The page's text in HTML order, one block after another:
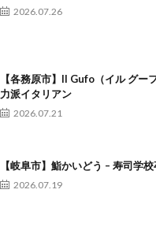
2026.07.26
【各務原市】Il Gufo（イル グー
力派イタリアン
2026.07.21
【岐阜市】鮨かいどう – 寿司学
2026.07.19